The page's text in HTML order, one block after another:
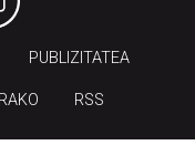
PUBLIZITATEA
RSS